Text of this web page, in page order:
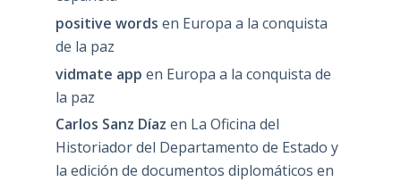
positive words en Europa a la conquista
de la paz
vidmate app en Europa a la conquista de
la paz
Carlos Sanz Díaz en La Oficina del
Historiador del Departamento de Estado y
la edición de documentos diplomáticos en